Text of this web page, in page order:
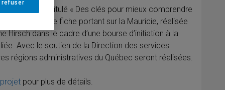
régionales intitulé « Des clés pour mieux comprendre
Une première fiche portant sur la Mauricie, réalisée
dans le cadre d’une bourse d’initiation à la
Avec le soutien de la Direction des services
régions administratives du Québec seront réalisées.
pour plus de détails.
refuser